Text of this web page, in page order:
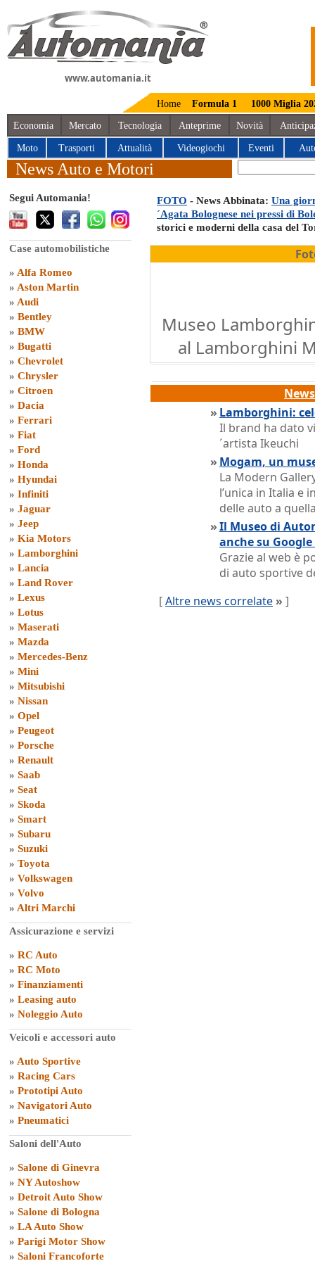
www.automania.it
Home Formula 1 1000 Miglia
Economia Mercato Tecnologia Anteprime Novità
Moto Trasporti Attualità Videogiochi Eventi
News Auto e Motori
Segui Automania!
Case automobilistiche
» Alfa Romeo
» Aston Martin
» Audi
» Bentley
» BMW
» Bugatti
» Chevrolet
» Chrysler
» Citroen
» Dacia
» Ferrari
» Fiat
» Ford
» Honda
» Hyundai
» Infiniti
» Jaguar
» Jeep
» Kia Motors
» Lamborghini
» Lancia
» Land Rover
» Lexus
» Lotus
» Maserati
» Mazda
» Mercedes-Benz
» Mini
» Mitsubishi
» Nissan
» Opel
» Peugeot
» Porsche
» Renault
» Saab
» Seat
» Skoda
» Smart
» Subaru
» Suzuki
» Toyota
» Volkswagen
» Volvo
» Altri Marchi
Assicurazione e servizi
» RC Auto
» RC Moto
» Finanziamenti
» Leasing auto
» Noleggio Auto
Veicoli e accessori auto
» Auto Sportive
» Racing Cars
» Prototipi Auto
» Navigatori Auto
» Pneumatici
Saloni dell'Auto
» Salone di Ginevra
» NY Autoshow
» Detroit Auto Show
» Salone di Bologna
» LA Auto Show
» Parigi Motor Show
» Saloni Francoforte
FOTO - News Abbinata: Una
´Agata Bolognese nei pressi di
storici e moderni della casa del
Museo
al Lamborghini
» Lamborghini:
Il brand ha dato
´artista Ikeuchi
» Mogam, un
La Modern
l’unica in Italia e
delle auto a
»Il Museo di
anche su
Grazie al web è
di auto sportive
[Altre news correlate » ]